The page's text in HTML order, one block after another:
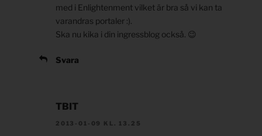
med i Enlightenment vilket är bra så vi kan ta
varandras portaler :).
Ska nu kika i din ingressblog också. 😉
Svara
TBIT
2013-01-09 KL. 13.25